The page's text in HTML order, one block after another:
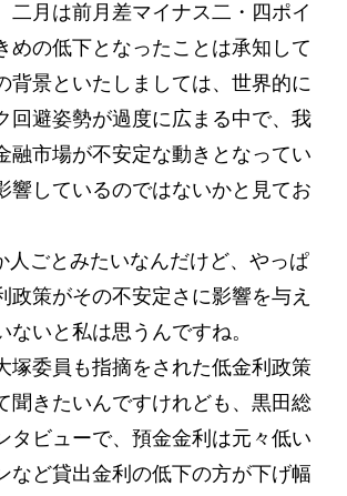
二月は前月差マイナス二・四ポイ
めの低下となったことは承知して
背景といたしましては、世界的に
回避姿勢が過度に広まる中で、我
融市場が不安定な動きとなってい
響しているのではないかと見てお
人ごとみたいなんだけど、やっぱ
政策がその不安定さに影響を与え
ないと私は思うんですね。
委員も指摘をされた低金利政策
聞きたいんですけれども、黒田総
タビューで、預金金利は元々低い
など貸出金利の低下の方が下げ幅